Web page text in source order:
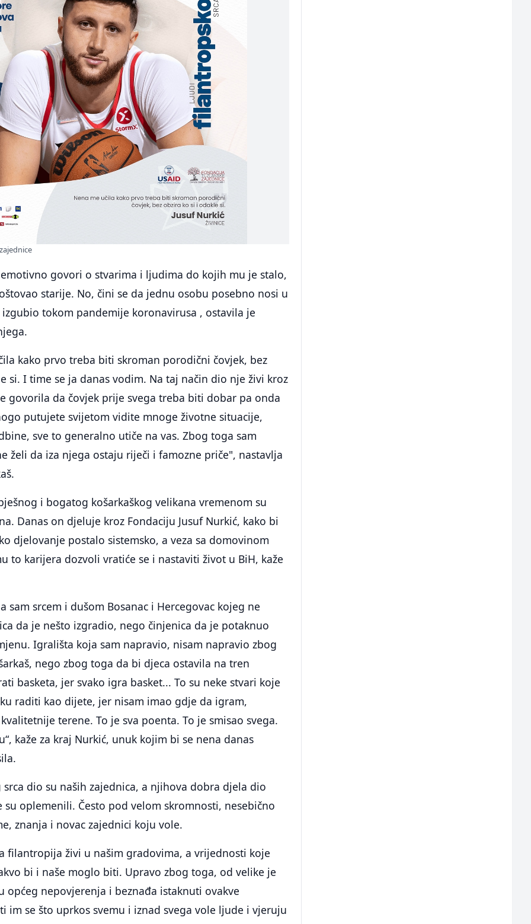
govori o stvarima i ljudima do kojih mu je stalo,
starije. No, čini se da jednu osobu posebno nosi u
tokom pandemije koronavirusa , ostavila je
kako prvo treba biti skroman porodični čovjek, bez
si. I time se ja danas vodim. Na taj način dio nje živi kroz
govorila da čovjek prije svega treba biti dobar pa onda
putujete svijetom vidite mnoge životne situacije,
sve to generalno utiče na vas. Zbog toga sam
želi da iza njega ostaju riječi i famozne priče", nastavlja
i bogatog košarkaškog velikana vremenom su
Danas on djeluje kroz Fondaciju Jusuf Nurkić, kako bi
djelovanje postalo sistemsko, a veza sa domovinom
to karijera dozvoli vratiće se i nastaviti život u BiH, kaže
sam srcem i dušom Bosanac i Hercegovac kojeg ne
da je nešto izgradio, nego činjenica da je potaknuo
Igrališta koja sam napravio, nisam napravio zbog
nego zbog toga da bi djeca ostavila na tren
basketa, jer svako igra basket... To su neke stvari koje
raditi kao dijete, jer nisam imao gdje da igram,
terene. To je sva poenta. To je smisao svega.
kaže za kraj Nurkić, unuk kojim bi se nena danas
dio su naših zajednica, a njihova dobra djela dio
oplemenili. Često pod velom skromnosti, nesebično
znanja i novac zajednici koju vole.
filantropija živi u našim gradovima, a vrijednosti koje
bi i naše moglo biti. Upravo zbog toga, od velike je
općeg nepovjerenja i beznađa istaknuti ovakve
im se što uprkos svemu i iznad svega vole ljude i vjeruju